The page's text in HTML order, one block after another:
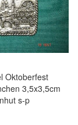
Oktoberfest
3,5x3,5cm
s-p